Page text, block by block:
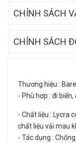
CHÍNH SÁCH
CHÍNH SÁCH
Thương hiệu : Barel
- Phù hợp : đi
- Chất liệu : Lycra
chất liệu vải mau
- Tác dụng :